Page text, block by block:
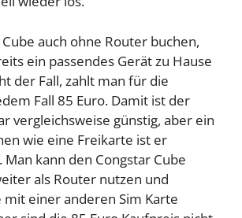
auch ohne Router buchen,
ein passendes Gerät zu Hause
der Fall, zahlt man für die
Fall 85 Euro. Damit ist der
vergleichsweise günstig, aber ein
wie eine Freikarte ist er
kann den Congstar Cube
als Router nutzen und
mit einer anderen Sim Karte